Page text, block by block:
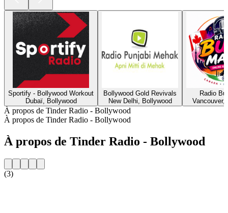
Sportify - Bollywood Workout
Dubaï, Bollywood
Bollywood Gold Revivals
New Delhi, Bollywood
Radio
Vancouver,
À propos de Tinder Radio - Bollywood
À propos de Tinder Radio - Bollywood
À propos de Tinder Radio - Bollywood
(3)